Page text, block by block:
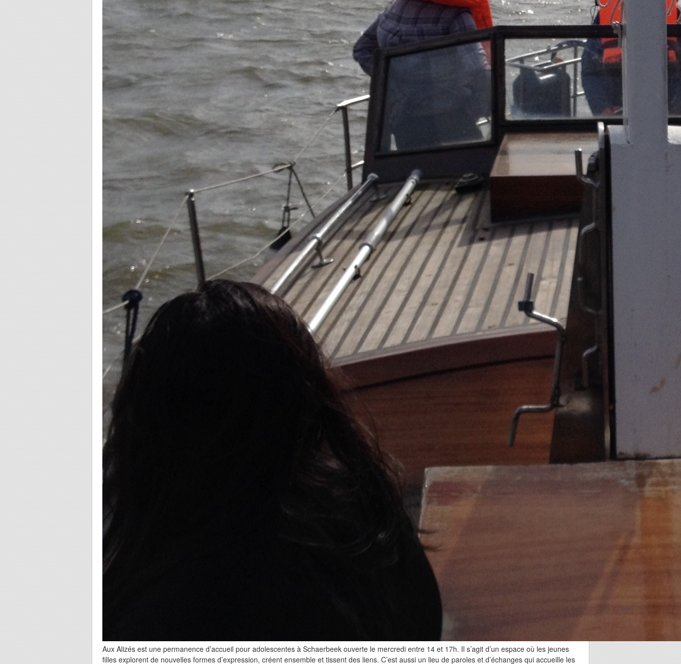
Aux Alizés est une permanence d’accueil pour adolescentes à Schaerbeek ouverte le mercredi entre 14 et 17h. Il s’agit d’un espace où les jeunes
filles explorent de nouvelles formes d’expression, créent ensemble et tissent des liens. C’est aussi un lieu de paroles et d’échanges qui accueille les